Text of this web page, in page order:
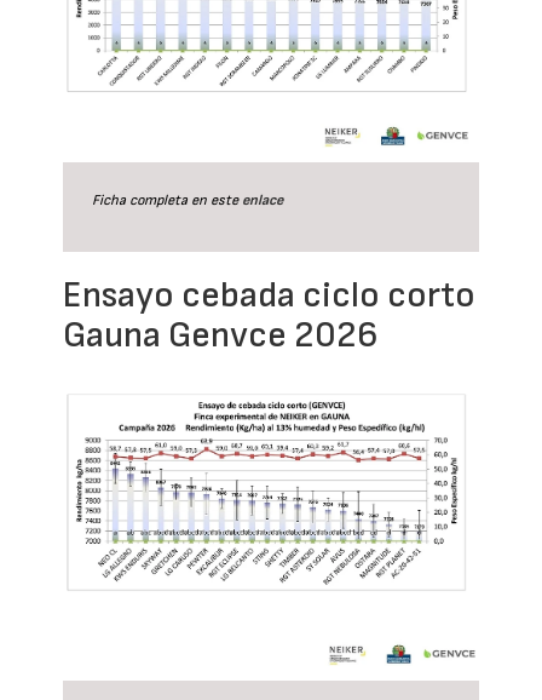
Ficha completa en este enlace
Ensayo cebada ciclo corto
Gauna Genvce 2026